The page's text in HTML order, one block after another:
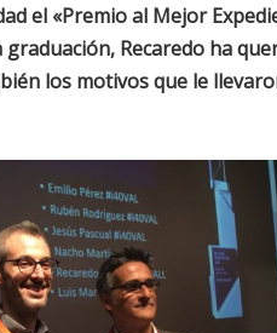
el «Premio al Mejor
graduación, Recaredo ha
los motivos que le